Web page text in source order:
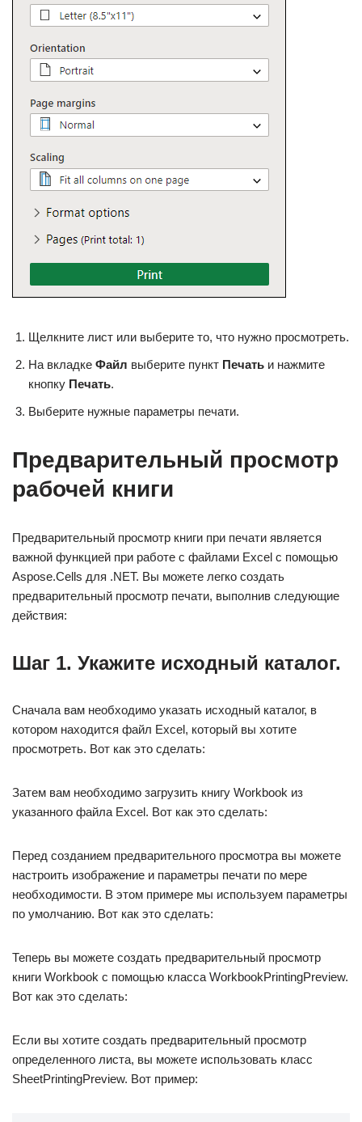
Щелкните лист или выберите то, что нужно просмотреть.
На вкладке Файл выберите пункт Печать и нажмите
кнопку Печать.
Выберите нужные параметры печати.
Предварительный просмотр
рабочей книги
Предварительный просмотр книги при печати является
важной функцией при работе с файлами Excel с помощью
Aspose.Cells для .NET. Вы можете легко создать
предварительный просмотр печати, выполнив следующие
действия:
Шаг 1. Укажите исходный каталог.
Сначала вам необходимо указать исходный каталог, в
котором находится файл Excel, который вы хотите
просмотреть. Вот как это сделать:
Затем вам необходимо загрузить книгу Workbook из
указанного файла Excel. Вот как это сделать:
Перед созданием предварительного просмотра вы можете
настроить изображение и параметры печати по мере
необходимости. В этом примере мы используем параметры
по умолчанию. Вот как это сделать:
Теперь вы можете создать предварительный просмотр
книги Workbook с помощью класса WorkbookPrintingPreview.
Вот как это сделать:
Если вы хотите создать предварительный просмотр
определенного листа, вы можете использовать класс
SheetPrintingPreview. Вот пример: